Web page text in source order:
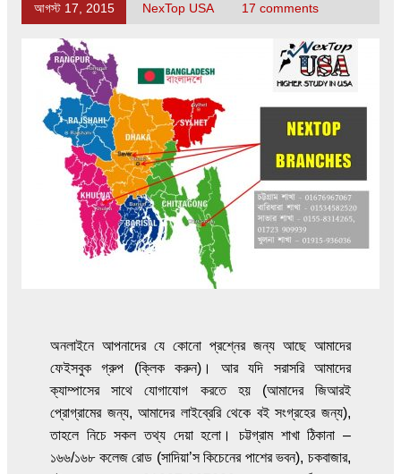
আগস্ট 17, 2015 NexTop USA 17 comments
অনলাইনে আপনাদের যে কোনো প্রশ্নের জন্য আছে আমাদের
ফেইসবুক গ্রুপ (ক্লিক করুন)। আর যদি সরাসরি আমাদের
ক্যাম্পাসের সাথে যোগাযোগ করতে হয় (আমাদের জিআরই
প্রোগ্রামের জন্য, আমাদের লাইব্রেরি থেকে বই সংগ্রহের জন্য),
তাহলে নিচে সকল তথ্য দেয়া হলো। চট্টগ্রাম শাখা ঠিকানা –
১৬৬/১৬৮ কলেজ রোড (সাদিয়া’স কিচেনের পাশের ভবন), চকবাজার,